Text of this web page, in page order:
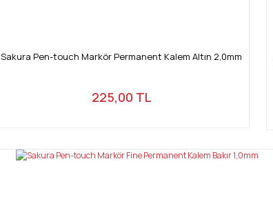
Sakura Pen-touch Markör Permanent Kalem Altın 2,0mm
225,00 TL